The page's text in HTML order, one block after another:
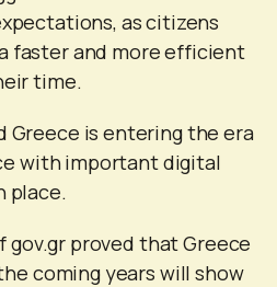
as citizens
faster and more efficient
time.
Greece is entering the era
with important digital
place.
gov.gr proved that Greece
coming years will show